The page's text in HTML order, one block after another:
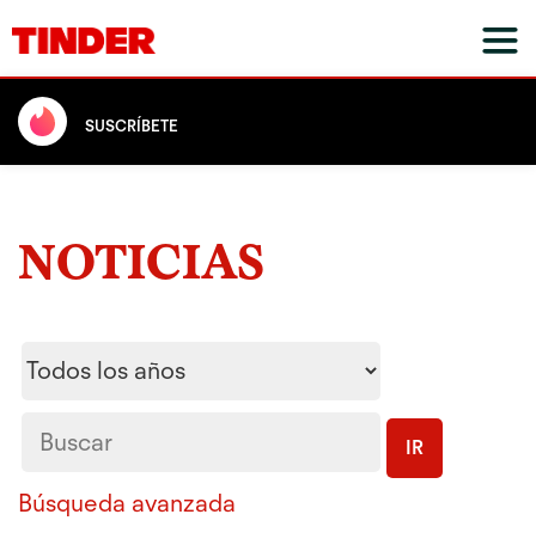
SUSCRÍBETE
NOTICIAS
Year
IR
Búsqueda avanzada